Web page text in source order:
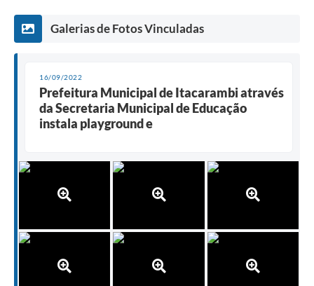
Galerias de Fotos Vinculadas
16/09/2022
Prefeitura Municipal de Itacarambi através
da Secretaria Municipal de Educação
instala playground e